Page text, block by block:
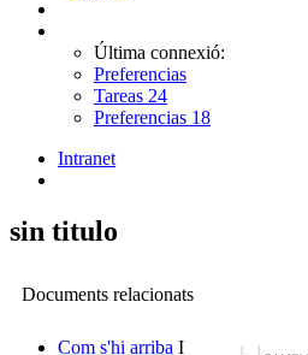
Última connexió:
Preferencias
Tareas 24
Preferencias 18
Intranet
sin titulo
Documents relacionats
Com s'hi arriba I